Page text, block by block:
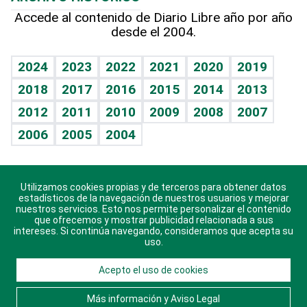
Hablando con el pediatra
Vida y familia
Eñe
Celebrando la vida
Sin complejos
En pocas palabras
Escuchando al corazón
Economía Personal
Línea de hit
TBT Deportivo
Hecho en casa
Guía del dinero
Cumpleaños
Horóscopos
Crucigramas
Accede al contenido de Diario Libre año por año
desde el 2004.
2024 2023 2022 2021 2020
2019
2018
2017 2016 2015 2014
2013
2012
2011 2010 2009 2008
2007
2006
2005 2004
Descarga nuestras aplicaciones para Android, iOS y
sistema Huawei.
© 2021 Diario Libre, todos los derechos reservados.
Consulta elAviso Legal. Ponte en Contacto
Utilizamos cookies propias y de terceros para obtener datos
estadísticos de la navegación de nuestros usuarios y mejorar
nuestros servicios. Esto nos permite personalizar el contenido
que ofrecemos y mostrar publicidad relacionada a sus
intereses. Si continúa navegando, consideramos que acepta su
uso.
Acepto el uso de cookies
Más información y Aviso Legal